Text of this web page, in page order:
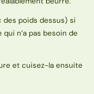
des poids dessus) si
n’a pas besoin de
et cuisez-la ensuite